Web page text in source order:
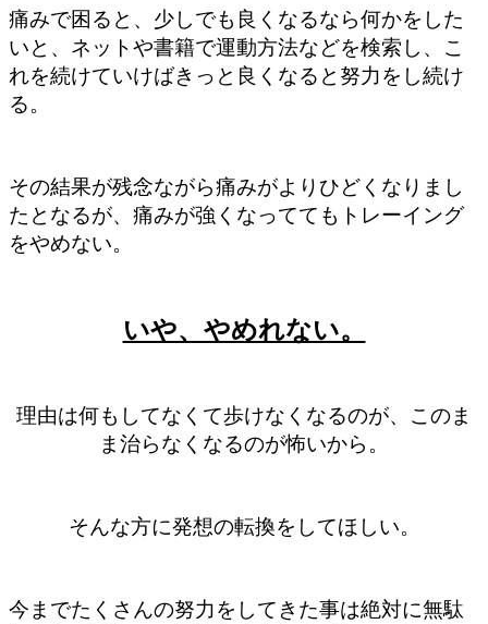
痛みで困ると、少しでも良くなるなら何かをした
いと、ネットや書籍で運動方法などを検索し、こ
れを続けていけばきっと良くなると努力をし続け
る。
その結果が残念ながら痛みがよりひどくなりまし
たとなるが、痛みが強くなっててもトレーイング
をやめない。
いや、やめれない。
理由は何もしてなくて歩けなくなるのが、このま
ま治らなくなるのが怖いから。
そんな方に発想の転換をしてほしい。
今までたくさんの努力をしてきた事は絶対に無駄